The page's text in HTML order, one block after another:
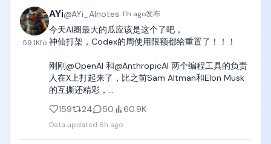
59.1Kfo
AYi@AYi_AInotes·11h ago发布
今天AI圈最大的瓜应该是这个了吧，
神仙打架，Codex的周使用限额都给重置了！！！
刚刚@OpenAI 和@AnthropicAI 两个编程工具的负责
人在X上打起来了，比之前Sam Altman和Elon Musk
的互撕还精彩，
Tibo真的是个狠人，本来ChatGPT Work和Codex的
使用限额重置的猴子分桃游戏早就结束了 ，刚刚跟
Anthropic的@bcherny  Boris互怼，吵着吵着直接给
159 24 50 60.9K
Data updated 6h ago